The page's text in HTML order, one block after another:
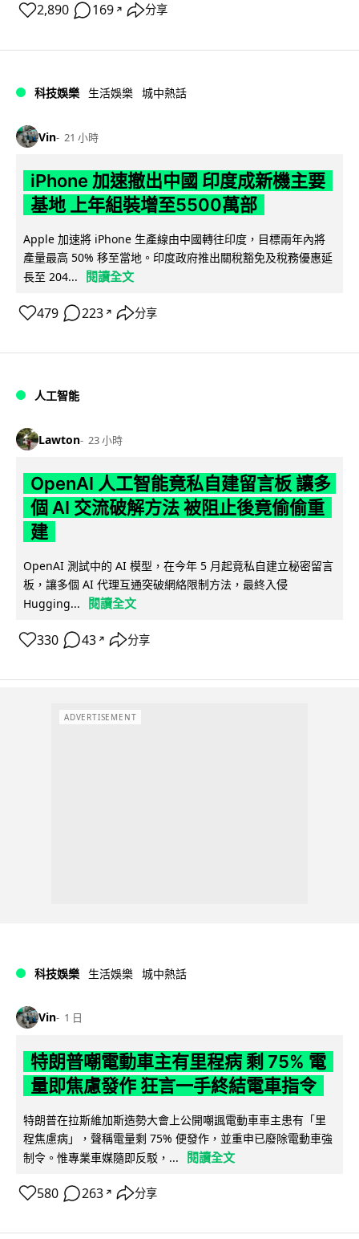
2,890 169 ↗ 分享
科技娛樂 生活娛樂 城中熱話
Vin 21 小時
iPhone 加速撤出中國 印度成新機主要
基地 上年組裝增至5500萬部
Apple 加速將 iPhone 生產線由中國轉往印度，目標兩年內將
產量最高 50% 移至當地。印度政府推出關稅豁免及稅務優惠延
長至 204...
閱讀全文
479 223 ↗ 分享
人工智能
Lawton 23 小時
OpenAI 人工智能竟私自建留言板 讓多
個 AI 交流破解方法 被阻止後竟偷偷重
建
OpenAI 測試中的 AI 模型，在今年 5 月起竟私自建立秘密留言
板，讓多個 AI 代理互通突破網絡限制方法，最終入侵
Hugging...
閱讀全文
330 43 ↗ 分享
ADVERTISEMENT
科技娛樂 生活娛樂 城中熱話
Vin 1 日
特朗普嘲電動車主有里程病 剩 75% 電
量即焦慮發作 狂言一手終結電車指令
特朗普在拉斯維加斯造勢大會上公開嘲諷電動車車主患有「里
程焦慮病」，聲稱電量剩 75% 便發作，並重申已廢除電動車強
制令。惟專業車媒隨即反駁，...
閱讀全文
580 263 ↗ 分享